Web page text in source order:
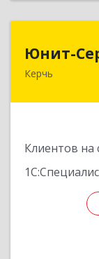
Юнит-
Керчь
Клиентов
298300,